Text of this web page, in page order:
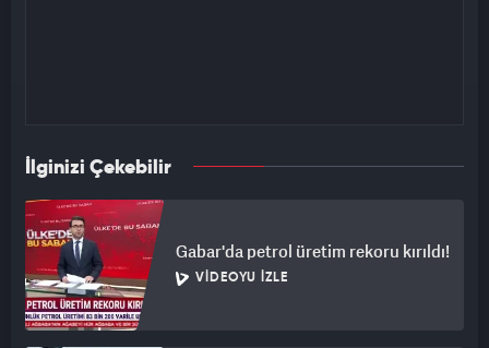
İlginizi Çekebilir
Gabar'da petrol üretim rekoru kırıldı!
VIDEOYU İZLE